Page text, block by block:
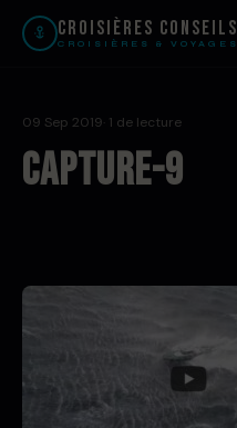
Croisières Conseils
CROISIÈRES & VOYAGES
09 Sep 2019 · 1 de lecture
Capture-9